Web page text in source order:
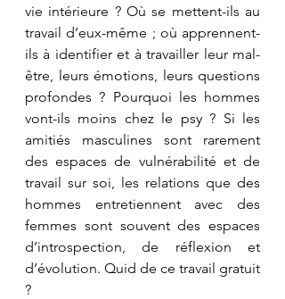
vie intérieure ? Où se mettent-ils au
travail d’eux-même ; où apprennent-
ils à identifier et à travailler leur mal-
être, leurs émotions, leurs questions
profondes ? Pourquoi les hommes
vont-ils moins chez le psy ? Si les
amitiés masculines sont rarement
des espaces de vulnérabilité et de
travail sur soi, les relations que des
hommes entretiennent avec des
femmes sont souvent des espaces
d’introspection, de réflexion et
d’évolution. Quid de ce travail gratuit
?